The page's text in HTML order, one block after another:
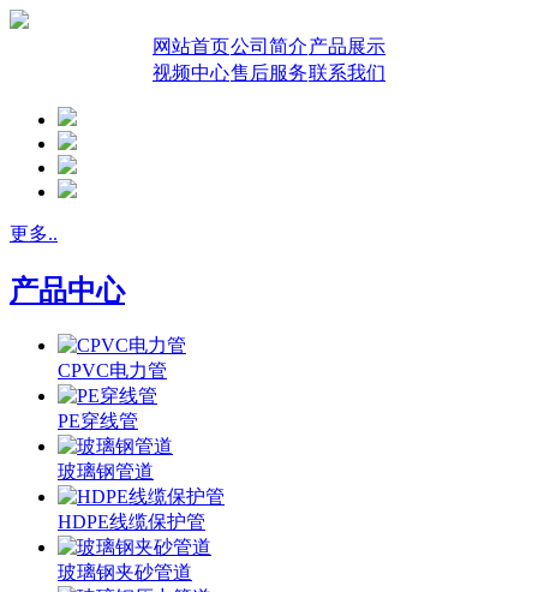
网站首页公司简介产品展示
视频中心售后服务联系我们
更多..
产品中心
CPVC电力管
PE穿线管
玻璃钢管道
HDPE线缆保护管
玻璃钢夹砂管道